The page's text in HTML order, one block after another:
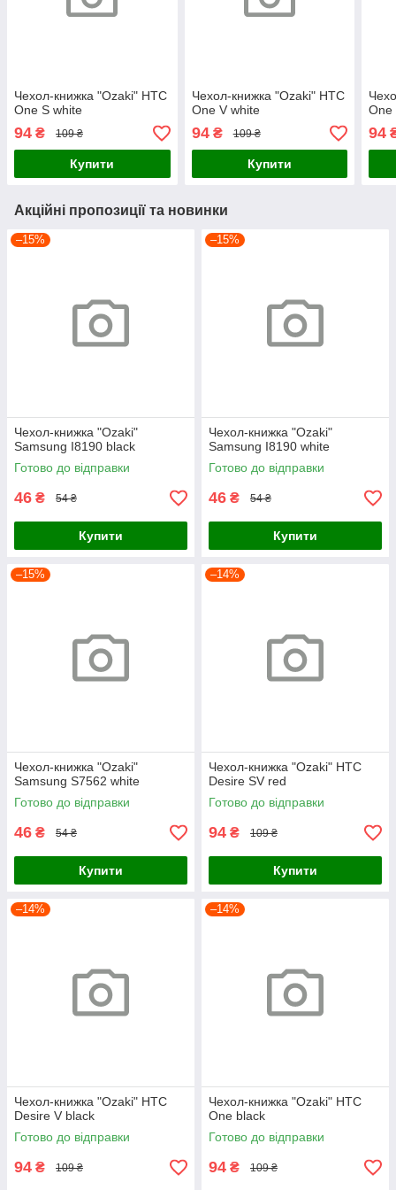
Чехол-книжка "Ozaki" HTC
One S white
94 ₴ 109 ₴
Купити
Чехол-книжка "Ozaki" HTC
One V white
94₴ 109 ₴
Купити
One
94
Акційні пропозиції та новинки
–15%
Чехол-книжка "Ozaki"
Samsung I8190 black
Готово до відправки
46 ₴ 54 ₴
Купити
–15%
Чехол-книжка "Ozaki"
Samsung I8190 white
Готово до відправки
46 ₴ 54 ₴
Купити
–15%
Чехол-книжка "Ozaki"
Samsung S7562 white
Готово до відправки
46 ₴ 54 ₴
Купити
–14%
Чехол-книжка "Ozaki" HTC
Desire SV red
Готово до відправки
94 ₴ 109 ₴
Купити
–14%
Чехол-книжка "Ozaki" HTC
Desire V black
Готово до відправки
94 ₴ 109 ₴
–14%
Чехол-книжка "Ozaki" HTC
One black
Готово до відправки
94 ₴ 109 ₴